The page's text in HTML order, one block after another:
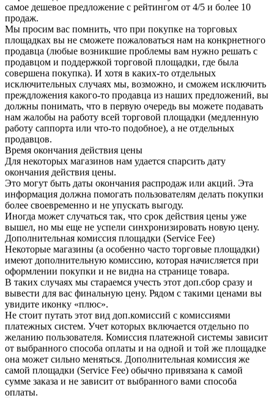
самое дешевое предложение с рейтингом от 4/5 и более 10
продаж.
Мы просим вас помнить, что при покупке на торговых
площадках вы не сможете пожаловаться нам на конкрнетного
продавца (любые возникшие проблемы вам нужно решать с
продавцом и поддержкой торговой площадки, где была
совершена покупка). И хотя в каких-то отдельных
исключительных случаях мы, возможно, и сможем исключить
преждложения какого-то продавца из наших предложений, вы
должны понимать, что в первую очередь вы можете подавать
нам жалобы на работу всей торговой площадки (медленную
работу саппорта или что-то подобное), а не отдельных
продавцов.
Время окончания действия цены
Для некоторых магазинов нам удается спарсить дату
окончания действия цены.
Это могут быть даты окончания распродаж или акций. Эта
информация должна помогать пользователям делать покупки
более своевременно и не упускать выгоду.
Иногда может случаться так, что срок действия цены уже
вышел, но мы еще не успели синхронизировать новую цену.
Дополнительная комиссия площадки (Service Fee)
Некоторые магазины (а особенно часто торговые площадки)
имеют дополнительную комиссию, которая начисляется при
оформлении покупки и не видна на странице товара.
В таких случаях мы стараемся учесть этот доп.сбор сразу и
вывести для вас финальную цену. Рядом с такими ценами вы
увидите иконку «плюс».
Не стоит путать этот вид доп.комиссий с комиссиями
платежных систем. Учет которых включается отдельно по
желанию пользователя. Комиссия платежной системы зависит
от выбранного способа оплаты и на одной и той же площадке
она может сильно меняться. Дополнительная комиссия же
самой площадки (Service Fee) обычно привязана к самой
сумме заказа и не зависит от выбранного вами способа
оплаты.